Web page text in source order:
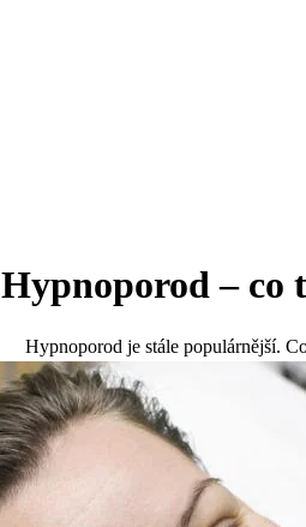
Hypnoporod – co
Hypnoporod je stále populárnější.